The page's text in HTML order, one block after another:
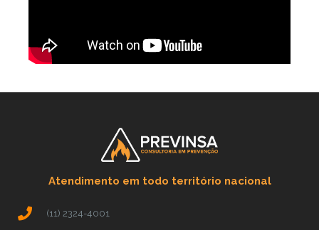
Atendimento em todo território nacional
(11) 2324-4001